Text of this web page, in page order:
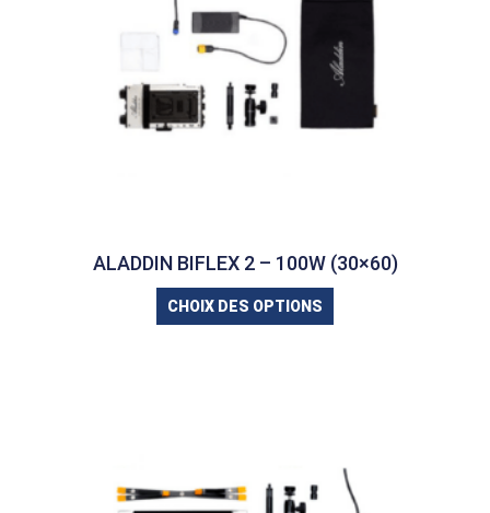
ALADDIN BIFLEX 2 – 100W (30×60)
CHOIX DES OPTIONS